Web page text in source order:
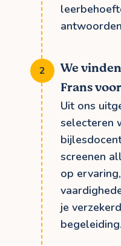
We
Frans
Uit ons
selecteren
screenen
op
je
begeleiding.